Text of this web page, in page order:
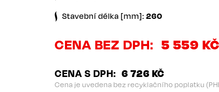
Stavební délka [mm]: 260
CENA BEZ DPH 5 559
CENA S DPH 6 726 KČ
Cena je uvedena bez recyklačního poplatku